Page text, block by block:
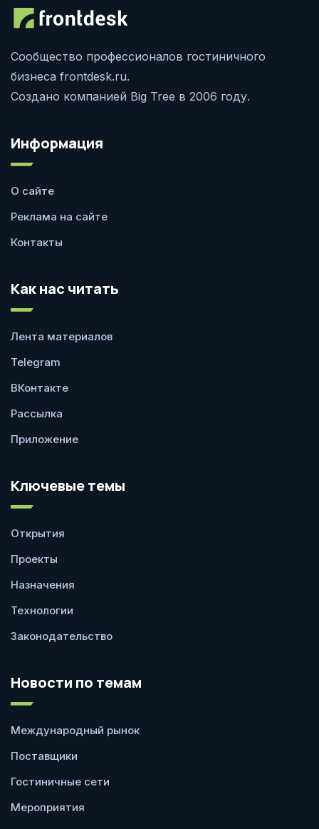
Сообщество профессионалов гостиничного
бизнеса frontdesk.ru.
Создано компанией Big Tree в 2006 году.
Информация
О сайте
Реклама на сайте
Контакты
Как нас читать
Лента материалов
Telegram
ВКонтакте
Рассылка
Приложение
Ключевые темы
Открытия
Проекты
Назначения
Технологии
Законодательство
Новости по темам
Международный рынок
Поставщики
Гостиничные сети
Мероприятия